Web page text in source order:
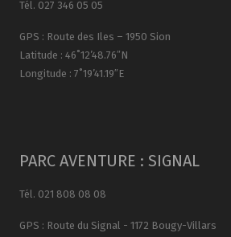
Tél. 027 346 05 05
GPS : Route des Iles – 1950 Sion
Latitude : 46˚12’48.76″N
Longitude : 7˚19’41.19″E
PARC AVENTURE : SIGNAL
Tél. 021 808 08 08
GPS : Route du Signal - 1172 Bougy-Villars